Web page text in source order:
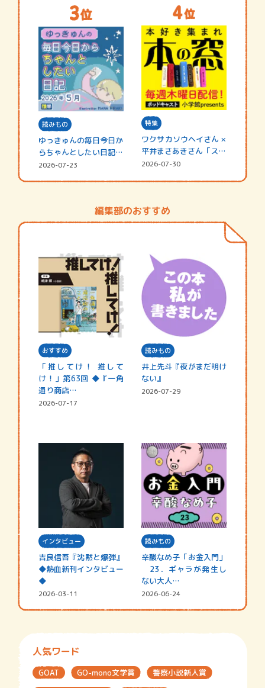
読みもの
ゆっきゅんの毎日今日か
らちゃんとしたい日記
☆202…
2026-07-23
特集
ワクサカソウヘイさん ×
平井まさあきさん「スペ
シャ…
2026-07-30
編集部のおすすめ
おすすめ
「推してけ！ 推して
け！」第63回 ◆『一角
通り商店…
2026-07-17
読みもの
井上先斗『夜がまだ明け
ない』
2026-07-29
インタビュー
吉良信吾『沈黙と爆弾』
◆熱血新刊インタビュー
◆
2026-03-11
読みもの
辛酸なめ子「お金入門」
23．ギャラが発生し
ない大人…
2026-06-24
人気ワード
GOAT GO-mono文学賞
警察小説新人賞